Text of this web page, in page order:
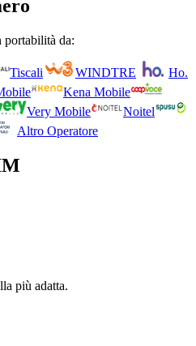
portabilità da:
Tiscali WINDTRE
Ho.
Kena Mobile
Very Mobile
Noitel
Altro Operatore
più adatta.